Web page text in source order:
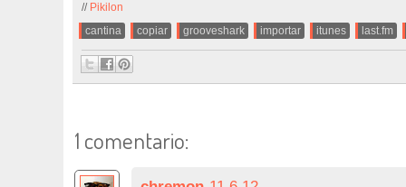
// Pikilon
cantina copiar grooveshark importar itunes last.fm
1 comentario: